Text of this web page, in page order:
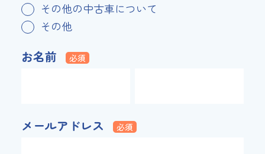
その他の中古車について
その他
お名前 必須
メールアドレス 必須